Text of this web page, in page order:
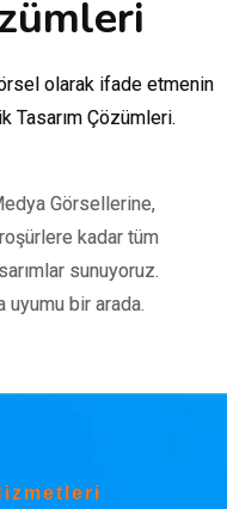
olarak ifade etmenin
Tasarım Çözümleri.
Görsellerine,
kadar tüm
sunuyoruz.
bir arada.